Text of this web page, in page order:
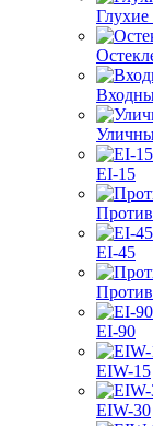
EI-15
EI-45
EI-90
EIW-15
EIW-30